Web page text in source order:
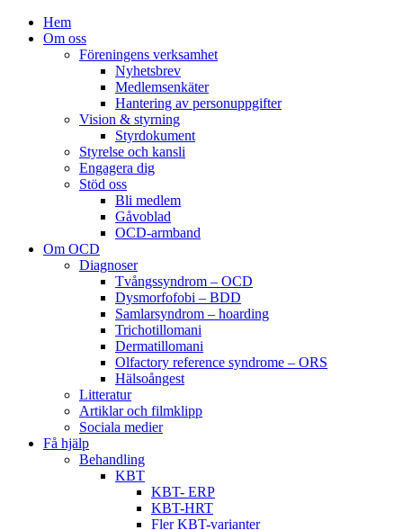
Hem
Om oss
Föreningens verksamhet
Nyhetsbrev
Medlemsenkäter
Hantering av personuppgifter
Vision & styrning
Styrdokument
Styrelse och kansli
Engagera dig
Stöd oss
Bli medlem
Gåvoblad
OCD-armband
Om OCD
Diagnoser
Tvångssyndrom – OCD
Dysmorfofobi – BDD
Samlarsyndrom – hoarding
Trichotillomani
Dermatillomani
Olfactory reference syndrome – ORS
Hälsoångest
Litteratur
Artiklar och filmklipp
Sociala medier
Få hjälp
Behandling
KBT
KBT- ERP
KBT-HRT
Fler KBT-varianter